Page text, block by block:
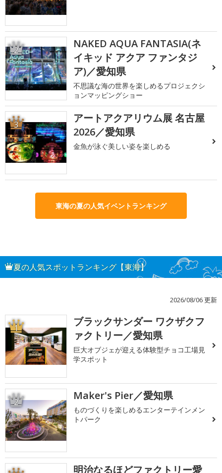
2
NAKED AQUA FANTASIA(ネ
イキッド アクア ファンタジ
ア)／愛知県
不思議な海の世界を楽しめるプロジェクシ
ョンマッピングショー
3
アートアクアリウム展 名古屋
2026／愛知県
金魚が泳ぐ美しい姿を楽しめる
東海の夏の人気イベントランキング
夏の人気スポットランキング【東海】
2026/08/06 更新
1
ブラックサンダー ワクザクフ
ァクトリー／愛知県
巨大オブジェが迎える体験型チョコ工場見
学スポット
2 Maker's Pier／愛知県
ものづくりを楽しめるエンターテインメン
トパーク
明治なるほどファクトリー愛